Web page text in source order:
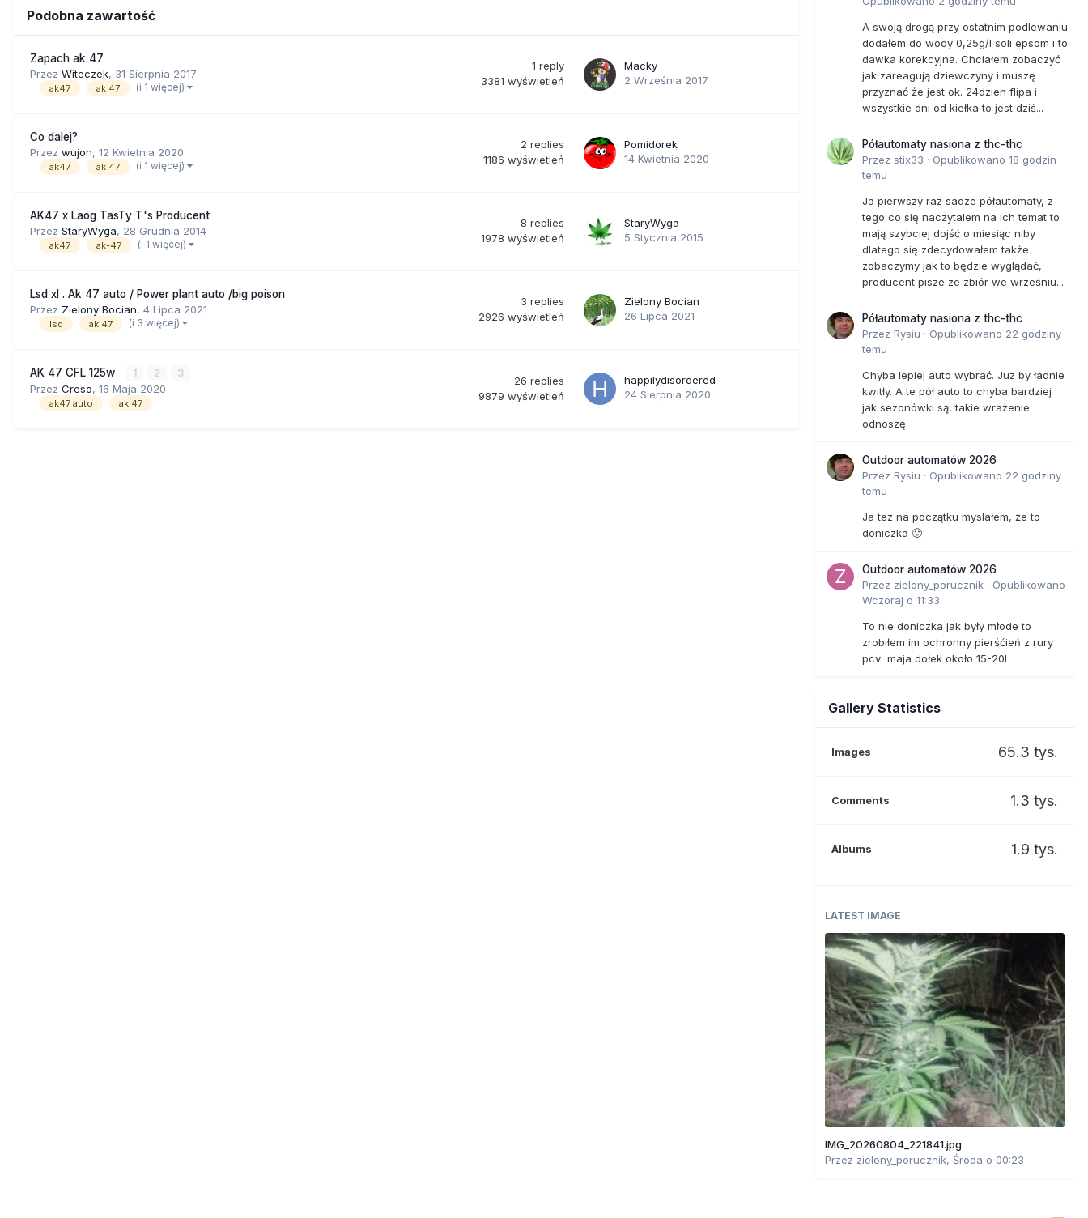
Podobna zawartość
Zapach ak 47
Przez Witeczek, 31 Sierpnia 2017
ak47 ak 47 (i 1 więcej)
1 reply
3381 wyświetleń
Macky
2 Września 2017
Co dalej?
Przez wujon, 12 Kwietnia 2020
ak47 ak 47 (i 1 więcej)
2 replies
1186 wyświetleń
Pomidorek
14 Kwietnia 2020
AK47 x Laog TasTy T's Producent
Przez StaryWyga, 28 Grudnia 2014
ak47 ak-47 (i 1 więcej)
8 replies
1978 wyświetleń
StaryWyga
5 Stycznia 2015
Lsd xl . Ak 47 auto / Power plant auto /big poison
Przez Zielony Bocian, 4 Lipca 2021
lsd ak 47 (i 3 więcej)
3 replies
2926 wyświetleń
Zielony Bocian
26 Lipca 2021
AK 47 CFL 125w 1 2 3
Przez Creso, 16 Maja 2020
ak47 auto ak 47
26 replies
9879 wyświetleń
happilydisordered
24 Sierpnia 2020
A swoją drogą przy ostatnim podlewaniu
dodałem do wody 0,25g/l soli epsom i to
dawka korekcyjna. Chciałem zobaczyć
jak zareagują dziewczyny i muszę
przyznać że jest ok. 24dzien flipa i
wszystkie dni od kiełka to jest dziś...
Półautomaty nasiona z thc-thc
Przez stix33 · Opublikowano 18 godzin
temu
Ja pierwszy raz sadze półautomaty, z
tego co się naczytalem na ich temat to
mają szybciej dojść o miesiąc niby
dlatego się zdecydowałem także
zobaczymy jak to będzie wyglądać,
producent pisze ze zbiór we wrześniu...
Półautomaty nasiona z thc-thc
Przez Rysiu · Opublikowano 22 godziny
temu
Chyba lepiej auto wybrać. Juz by ładnie
kwitły. A te pół auto to chyba bardziej
jak sezonówki są, takie wrażenie
odnoszę.
Outdoor automatów 2026
Przez Rysiu · Opublikowano 22 godziny
temu
Ja tez na początku myslałem, że to
doniczka 🙂
Outdoor automatów 2026
Przez zielony_porucznik · Opublikowano
Wczoraj o 11:33
To nie doniczka jak były młode to
zrobiłem im ochronny pierśćień z rury
pcv maja dołek około 15-20l
Gallery Statistics
Images 65.3 tys.
Comments 1.3 tys.
Albums 1.9 tys.
LATEST IMAGE
IMG_20260804_221841.jpg
Przez zielony_porucznik, Środa o 00:23